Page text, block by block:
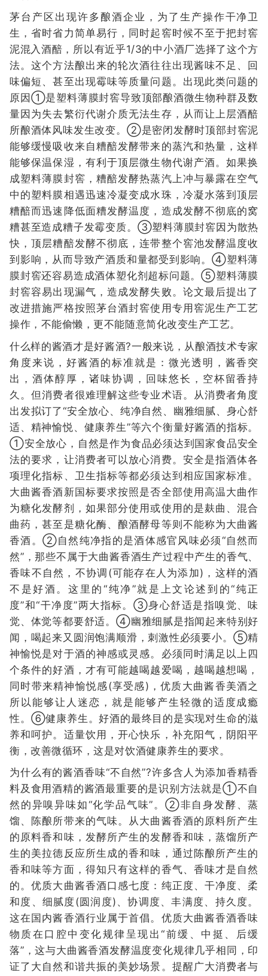
茅台产区出现许多酿酒企业，为了生产操作干净卫
生，省时省力简单易行，同时起窖时候不至于把封窖
泥混入酒醅，所以有近乎1/3的中小酒厂选择了这个方
法。这个方法酿出来的轮次酒往往出现酱味不足、回
味偏短、甚至出现霉味等质量问题。出现此类问题的
原因①是塑料薄膜封窖导致顶部酿酒微生物种群及数
量因为失去繁衍代谢介质无法生存，从而让上层酒醅
所酿酒体风味发生改变。②是密闭发酵时顶部封窖泥
能够缓慢吸收来自糟醅发酵带来的蒸汽和热量，这样
能够保温保湿，有利于顶层微生物代谢产酒。如果换
成塑料薄膜封窖，糟醅发酵热蒸汽上冲与暴露在空气
中的塑料膜相遇迅速冷凝变成水珠，冷凝水落到顶层
糟醅而迅速降低面糟发酵温度，造成发酵不彻底的窝
糟甚至造成糟子发霉变质。③塑料薄膜封窖因为散热
快，顶层糟醅发酵不彻底，连带整个窖池发酵温度收
到影响，从而导致产酒质和量都受到影响。④塑料薄
膜封窖还容易造成酒体塑化剂超标问题。⑤塑料薄膜
封窖容易出现漏气，造成发酵失败。论文最后提出了
改进措施严格按照茅台酒封窖使用专用窖泥生产工艺
操作，不能偷懒，更不能随意简化改变生产工艺。
什么样的酱酒才是好酱酒?一般来说，从酿酒技术专家
角度来说，好酱酒的标准就是：微光透明，酱香突
出，酒体醇厚，诸味协调，回味悠长，空杯留香持
久。但消费者很难理解这些专业术语。从消费者角度
出发拟订了“安全放心、纯净自然、幽雅细腻、身心舒
适、精神愉悦、健康养生”等六个衡量好酱酒的指标。
①安全放心，自然是作为食品必须达到国家食品安全
法的要求，让消费者可以放心消费。安全是指酒体各
项理化指标、卫生指标等都必须达到相应国家标准。
大曲酱香酒新国标要求按照是否全部使用高温大曲作
为糖化发酵剂，如果部分使用或使用的是麸曲、混合
曲药，甚至是糖化酶、酿酒酵母等则不能称为大曲酱
香酒。②自然纯净指的是酒体感官风味必须“自然而
然”，那些不属于大曲酱香酒生产过程中产生的香气、
香味不自然，不协调(可能存在人为添加)，这样的酒
不是好酒。这里的“纯净”就是上文论述到的“纯正
度”和“干净度”两大指标。③身心舒适是指嗅觉、味
觉、体觉等都要舒适。④幽雅细腻是指闻起来特别好
闻，喝起来又圆润饱满顺滑，刺激性必须要小。⑤精
神愉悦是对于酒的神感或灵感。必须同时满足以上四
个条件的好酒，才有可能越喝越爱喝，越喝越想喝，
同时带来精神愉悦感(享受感)，优质大曲酱香美酒之
所以能够让人迷恋，就是能够产生轻微的适度成瘾
性。⑥健康养生。好酒的最终目的是实现对生命的滋
养和呵护。适量饮用，开心快乐，补充阳气，阴阳平
衡，改善微循环，这是对饮酒健康养生的要求。
为什么有的酱酒香味“不自然”?许多含人为添加香精香
料及食用酒精的酱酒最重要的是识别方法就是①不自
然的异嗅异味如“化学品气味”。②非自身发酵、蒸
馏、陈酿所带来的气味。从大曲酱香酒的原料所产生
的原料香和味，发酵所产生的发酵香和味，蒸馏所产
生的美拉德反应所生成的香和味，通过陈酿所产生的
香和味等方面，得知只有这样的香气、香味才是自然
的。优质大曲酱香酒口感七度：纯正度、干净度、柔
和度、细腻度(圆润度)、协调度、丰满度、持久度。
这在国内酱香酒行业属于首倡。优质大曲酱香酒香味
物质在口腔中变化规律呈现出“前缓、中挺、后缓
落”，这与大曲酱香酒发酵温度变化规律几乎相同，印
证了大自然和谐共振的美妙场景。提醒广大消费者与